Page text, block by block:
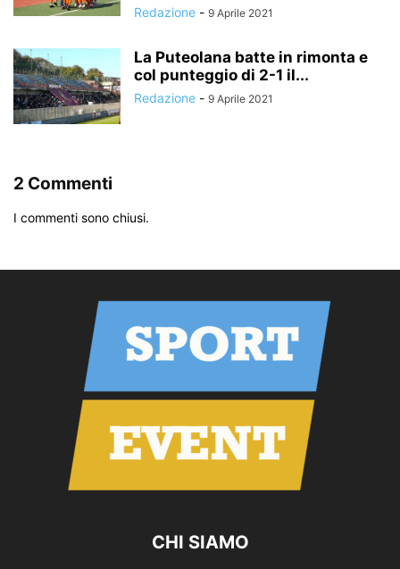
Redazione - 9 Aprile 2021
La Puteolana batte in rimonta e
col punteggio di 2-1 il...
Redazione - 9 Aprile 2021
2 Commenti
I commenti sono chiusi.
CHI SIAMO